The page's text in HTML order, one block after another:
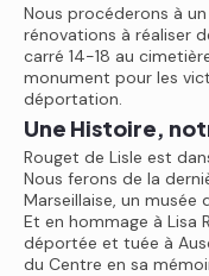
Nous procéderons à
rénovations à réaliser
carré 14-18 au
monument pour les
déportation.
Une Histoire,
Rouget de Lisle est
Nous ferons de la
Marseillaise, un musée
Et en hommage à Lisa
déportée et tuée à
du Centre en sa